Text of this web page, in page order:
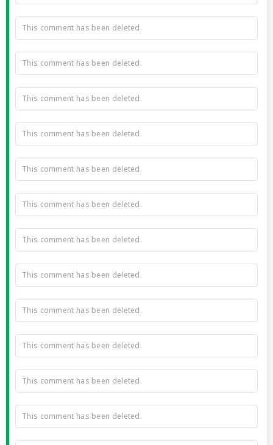
This comment has been deleted.
This comment has been deleted.
This comment has been deleted.
This comment has been deleted.
This comment has been deleted.
This comment has been deleted.
This comment has been deleted.
This comment has been deleted.
This comment has been deleted.
This comment has been deleted.
This comment has been deleted.
This comment has been deleted.